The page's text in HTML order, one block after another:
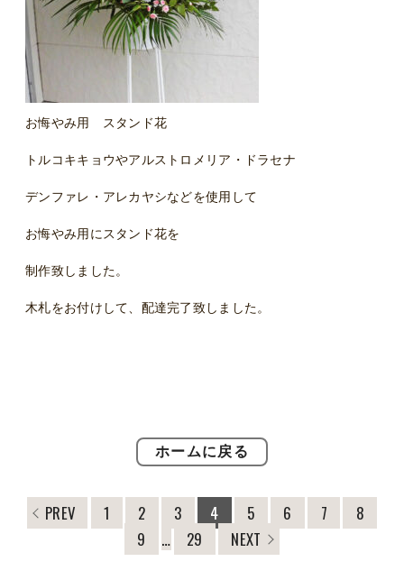
お悔やみ用 スタンド花
トルコキキョウやアルストロメリア・ドラセナ
デンファレ・アレカヤシなどを使用して
お悔やみ用にスタンド花を
制作致しました。
木札をお付けして、配達完了致しました。
ホームに戻る
PREV 1 2 3 4 5 6 7
8
9
… 29 NEXT